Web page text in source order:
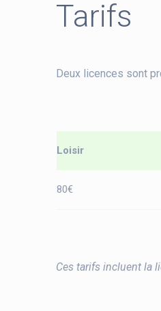
Tarifs
Deux licences sont
Loisir
80€
Ces tarifs incluent la